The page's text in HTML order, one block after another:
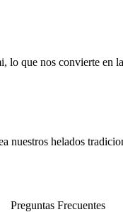
que nos convierte en
helados
Preguntas Frecuentes